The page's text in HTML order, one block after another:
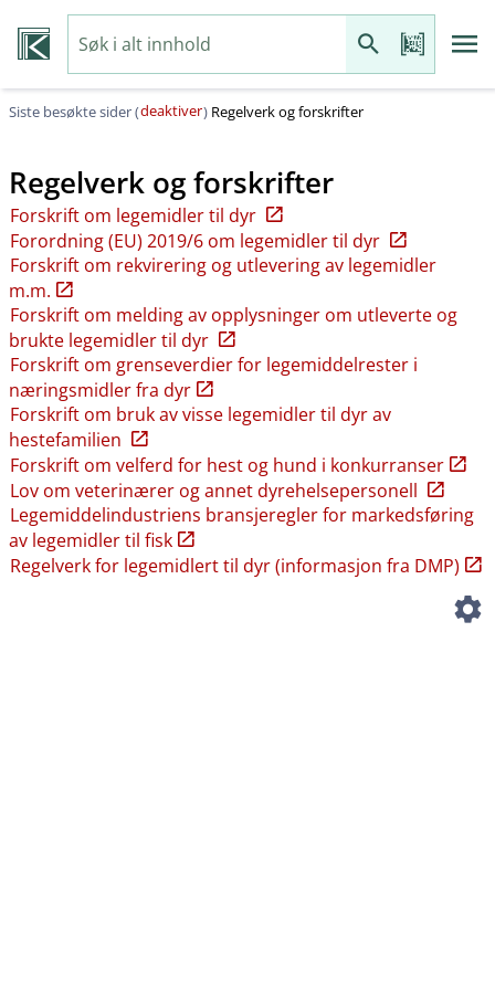
Siste besøkte sider (deaktiver) Regelverk og forskrifter
Regelverk og forskrifter
Forskrift om legemidler til dyr
Forordning (EU) 2019/6 om legemidler til dyr
Forskrift om rekvirering og utlevering av legemidler
m.m.
Forskrift om melding av opplysninger om utleverte og
brukte legemidler til dyr
Forskrift om grenseverdier for legemiddelrester i
næringsmidler fra dyr
Forskrift om bruk av visse legemidler til dyr av
hestefamilien
Forskrift om velferd for hest og hund i konkurranser
Lov om veterinærer og annet dyrehelsepersonell
Legemiddelindustriens bransjeregler for markedsføring
av legemidler til fisk
Regelverk for legemidlert til dyr (informasjon fra DMP)